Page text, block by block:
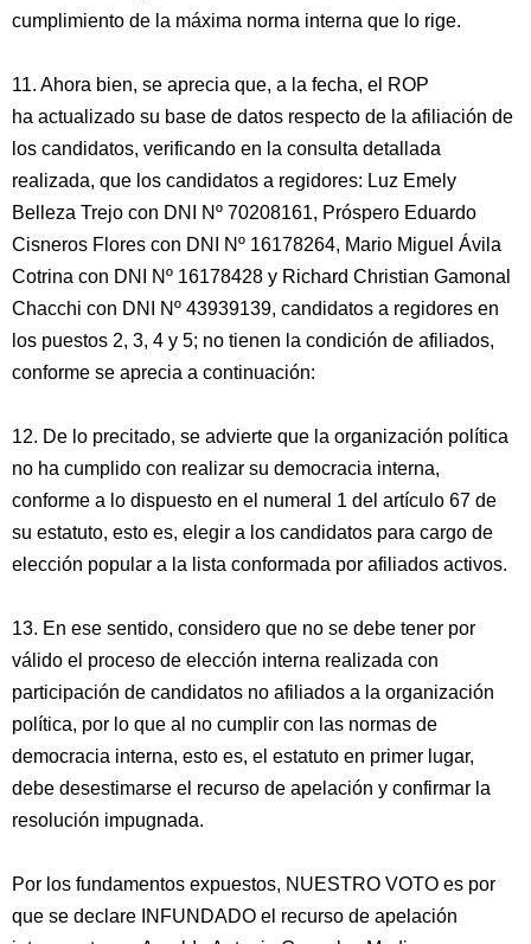
cumplimiento de la máxima norma interna que lo rige.
11. Ahora bien, se aprecia que, a la fecha, el ROP
ha actualizado su base de datos respecto de la afiliación de
los candidatos, verificando en la consulta detallada
realizada, que los candidatos a regidores: Luz Emely
Belleza Trejo con DNI Nº 70208161, Próspero Eduardo
Cisneros Flores con DNI Nº 16178264, Mario Miguel Ávila
Cotrina con DNI Nº 16178428 y Richard Christian Gamonal
Chacchi con DNI Nº 43939139, candidatos a regidores en
los puestos 2, 3, 4 y 5; no tienen la condición de afiliados,
conforme se aprecia a continuación:
12. De lo precitado, se advierte que la organización política
no ha cumplido con realizar su democracia interna,
conforme a lo dispuesto en el numeral 1 del artículo 67 de
su estatuto, esto es, elegir a los candidatos para cargo de
elección popular a la lista conformada por afiliados activos.
13. En ese sentido, considero que no se debe tener por
válido el proceso de elección interna realizada con
participación de candidatos no afiliados a la organización
política, por lo que al no cumplir con las normas de
democracia interna, esto es, el estatuto en primer lugar,
debe desestimarse el recurso de apelación y confirmar la
resolución impugnada.
Por los fundamentos expuestos, NUESTRO VOTO es por
que se declare INFUNDADO el recurso de apelación